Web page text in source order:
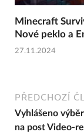
Minecraft
Nové peklo a
27.11.2024
PŘEDCHOZÍ
Vyhlášeno
na post Video-